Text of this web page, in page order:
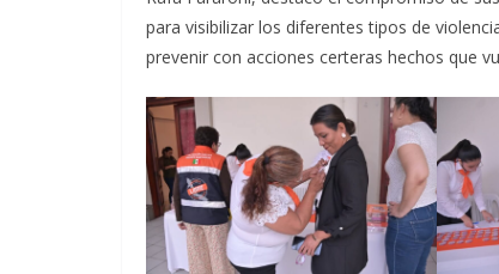
para visibilizar los diferentes tipos de
prevenir con acciones certeras hechos que